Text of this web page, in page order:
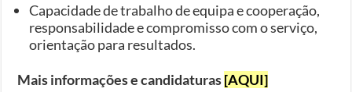
Capacidade de trabalho de equipa e cooperação,
responsabilidade e compromisso com o serviço,
orientação para resultados.
Mais informações e candidaturas[AQUI]